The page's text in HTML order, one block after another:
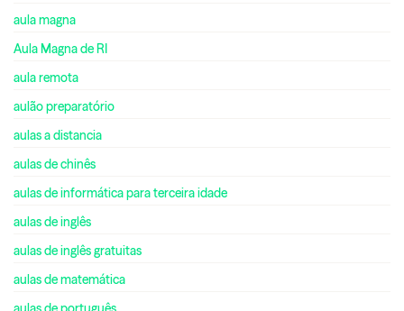
aula magna
Aula Magna de RI
aula remota
aulão preparatório
aulas a distancia
aulas de chinês
aulas de informática para terceira idade
aulas de inglês
aulas de inglês gratuitas
aulas de matemática